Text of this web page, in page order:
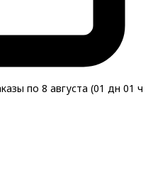
по 8 августа (01 дн 01 ч